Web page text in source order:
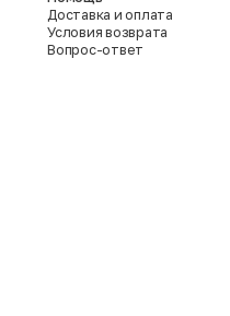
Доставка и оплата
Условия возврата
Вопрос-ответ